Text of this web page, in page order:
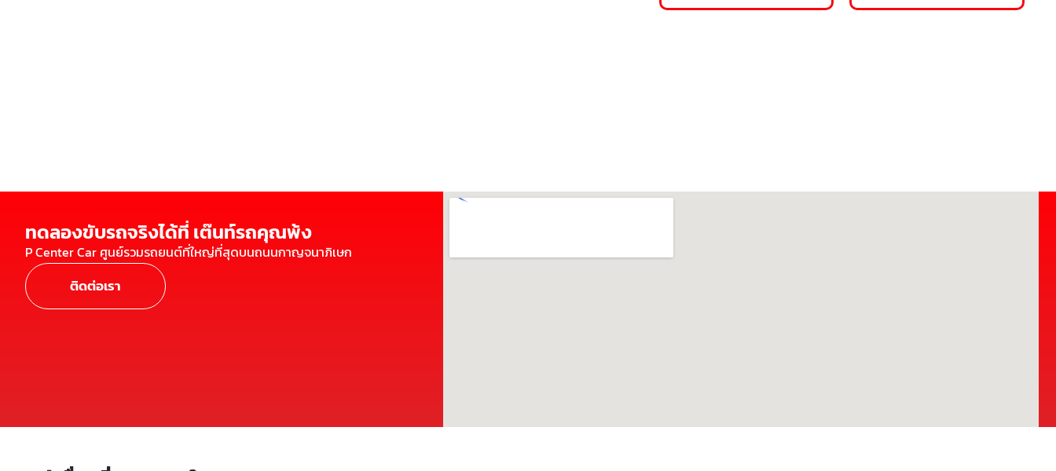
ทดลองขับรถจริงได้ที่ เต๊นท์รถคุณพ้ง
P Center Car ศูนย์รวมรถยนต์ที่ใหญ่ที่สุดบนถนนกาญจนาภิเษก
ติดต่อเรา